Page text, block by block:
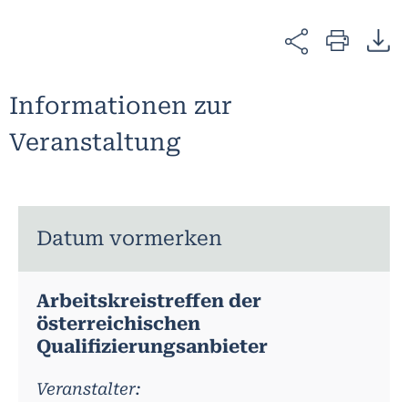
Informationen zur
Veranstaltung
Datum vormerken
Arbeitskreistreffen der
österreichischen
Qualifizierungsanbieter
Veranstalter: